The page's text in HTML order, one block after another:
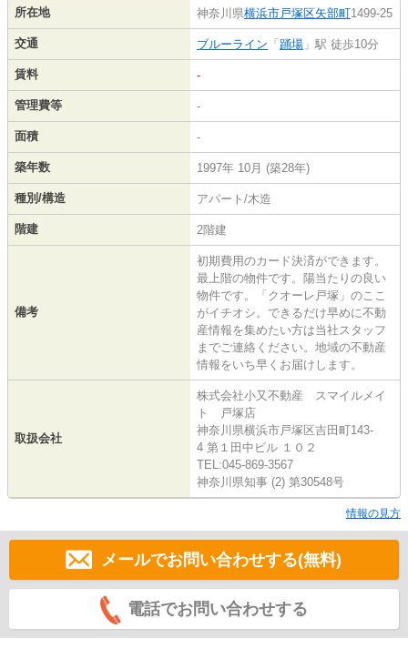
所在地 神奈川県横浜市戸塚区矢部町1499-25
交通 ブルーライン 「 踊場 」駅 徒歩10分
賃料 -
管理費等 -
面積 -
築年数 1997年 10月 (築28年)
種別/構造 アパート/木造
階建 2階建
備考
初期費用のカード決済ができます。
最上階の物件です。陽当たりの良い
物件です。「クオーレ戸塚」のここ
がイチオシ。できるだけ早めに不動
産情報を集めたい方は当社スタッフ
までご連絡ください。地域の不動産
情報をいち早くお届けします。
取扱会社
株式会社小又不動産 スマイルメイ
ト 戸塚店
神奈川県横浜市戸塚区吉田町143-
4 第１田中ビル １０２
TEL:045-869-3567
神奈川県知事 (2) 第30548号
情報の見方
メールでお問い合わせする(無料)
電話でお問い合わせする